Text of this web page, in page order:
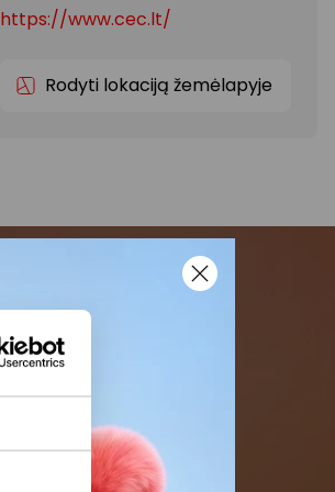
https://www.cec.lt/
Rodyti lokaciją žemėlapyje